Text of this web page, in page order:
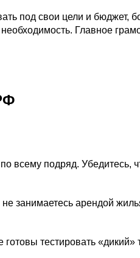
под свои цели и бюджет,
Главное
всему подряд. Убедитесь,
занимаетесь арендой
тестировать